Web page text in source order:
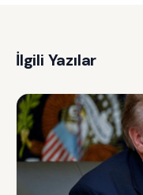
İlgili Yazılar